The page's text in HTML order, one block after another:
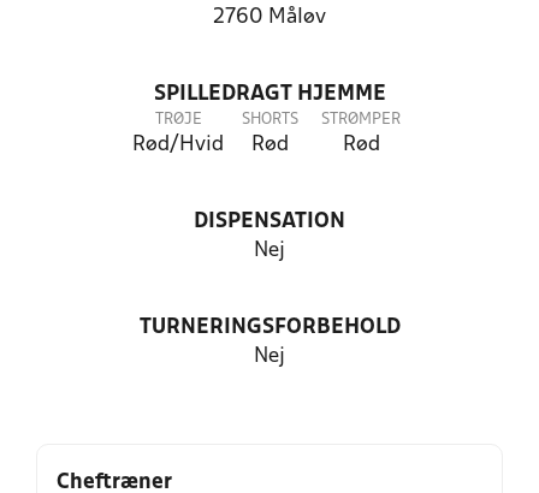
2760 Måløv
SPILLEDRAGT HJEMME
TRØJE
Rød/Hvid
SHORTS
Rød
STRØMPER
Rød
DISPENSATION
Nej
TURNERINGSFORBEHOLD
Nej
Cheftræner